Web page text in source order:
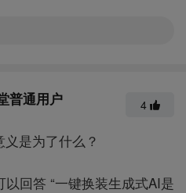
4
是为了什么？
回答 “一键换装生成式AI是